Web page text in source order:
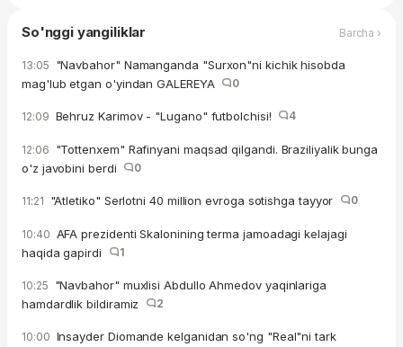
So'nggi yangiliklar Barcha ›
13:05 "Navbahor" Namanganda "Surxon"ni kichik hisobda
mag'lub etgan o'yindan GALEREYA
0
12:09 Behruz Karimov - "Lugano" futbolchisi! 4
12:06 "Tottenxem" Rafinyani maqsad qilgandi. Braziliyalik bunga
o'z javobini berdi
0
11:21 "Atletiko" Serlotni 40 million evroga sotishga tayyor 0
10:40 AFA prezidenti Skalonining terma jamoadagi kelajagi
haqida gapirdi
1
10:25 "Navbahor" muxlisi Abdullo Ahmedov yaqinlariga
hamdardlik bildiramiz
2
10:00 Insayder Diomande kelganidan so'ng "Real"ni tark